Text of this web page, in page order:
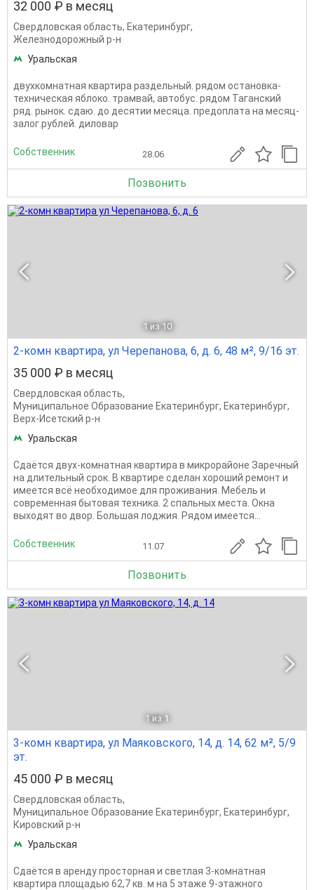
32 000 ₽ в месяц
Свердловская область, Екатеринбург,
Железнодорожный р-н
Уральская
двухкомнатная квартира раздельный. рядом остановка-
техническая яблоко. трамвай, автобус. рядом Таганский
ряд. рынок. сдаю. до десятии месяца. предоплата на месяц-
залог.рублей. диловар
Собственник 28.06
Позвонить
1 из 10
2-комн квартира, ул Черепанова, 6, д. 6, 48 м², 9/16 эт.
35 000 ₽ в месяц
Свердловская область,
Муниципальное Образование Екатеринбург, Екатеринбург,
Верх-Исетский р-н
Уральская
Сдаётся двух-комнатная квартира в микрорайоне Заречный
на длительный срок. В квартире сделан хороший ремонт и
имеется всё необходимое для проживания. Мебель и
современная бытовая техника. 2 спальных места. Окна
выходят во двор. Большая лоджия. Рядом имеется...
Собственник 11.07
Позвонить
1 из 1
3-комн квартира, ул Маяковского, 14, д. 14, 62 м², 5/9
эт.
45 000 ₽ в месяц
Свердловская область,
Муниципальное Образование Екатеринбург, Екатеринбург,
Кировский р-н
Уральская
Сдаётся в аренду просторная и светлая 3-комнатная
квартира площадью 62,7 кв. м на 5 этаже 9-этажного